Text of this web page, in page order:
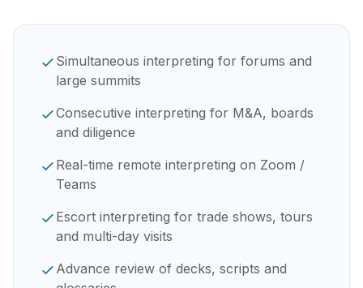
Simultaneous interpreting for forums and
large summits
Consecutive interpreting for M&A, boards
and diligence
Real-time remote interpreting on Zoom /
Teams
Escort interpreting for trade shows, tours
and multi-day visits
Advance review of decks, scripts and